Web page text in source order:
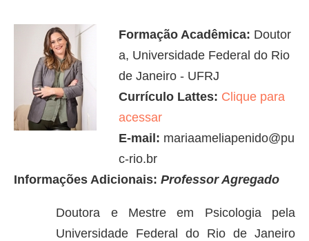
Formação Acadêmica: Doutor
a, Universidade Federal do Rio
de Janeiro - UFRJ
Currículo Lattes: Clique para
acessar
E-mail: mariaameliapenido@pu
c-rio.br
Informações Adicionais: Professor Agregado
Doutora e Mestre em Psicologia pela
Universidade Federal do Rio de Janeiro